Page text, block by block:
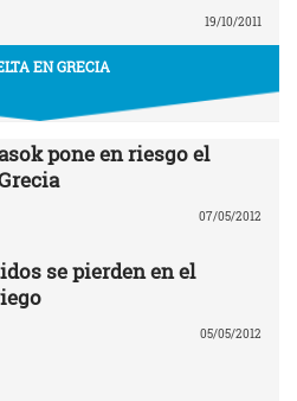
19/10/2011
EN GRECIA
pone en riesgo el
07/05/2012
se pierden en el
05/05/2012